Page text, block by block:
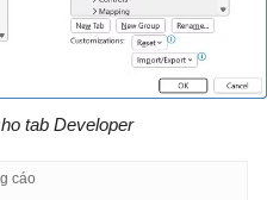
tab Developer